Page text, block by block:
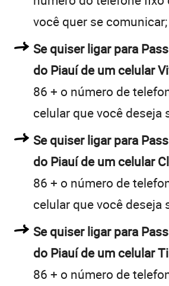
você quer se comunicar;
Se quiser ligar para
do Piauí de um celular
86 + o número de
celular que você deseja
Se quiser ligar para
do Piauí de um celular
86 + o número de
celular que você deseja
Se quiser ligar para
do Piauí de um celular
86 + o número de